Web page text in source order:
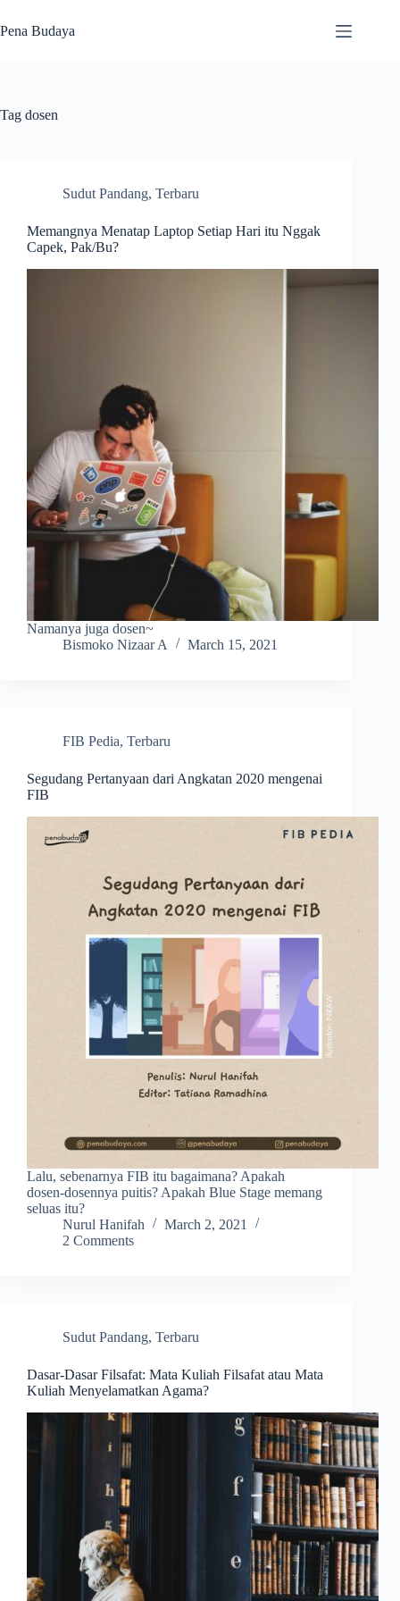
to
content
Pena Budaya
Tag dosen
Sudut Pandang, Terbaru
Memangnya Menatap Laptop Setiap Hari itu Nggak
Capek, Pak/Bu?
Namanya juga dosen~
Bismoko Nizaar A
March 15, 2021
FIB Pedia, Terbaru
Segudang Pertanyaan dari Angkatan 2020 mengenai
FIB
Lalu, sebenarnya FIB itu bagaimana? Apakah
dosen-dosennya puitis? Apakah Blue Stage memang
seluas itu?
Nurul Hanifah
March 2, 2021
2 Comments
Sudut Pandang, Terbaru
Dasar-Dasar Filsafat: Mata Kuliah Filsafat atau Mata
Kuliah Menyelamatkan Agama?